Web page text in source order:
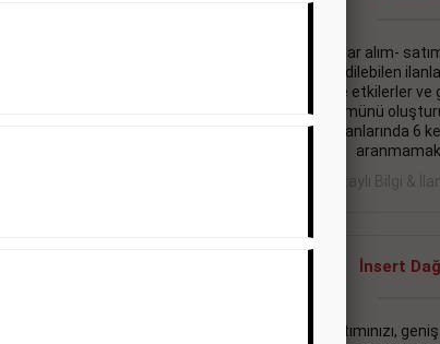
duyuru, mini reklam
Sarı sayfa ilanlar alım-
şeklinde ifade edilebilen
önemli ölçüde etkilerler
önemli bir bölümünü
eleman ilanlarında 6
Detaylı Bilgi &
İnsert
Firma tanıtımınızı,